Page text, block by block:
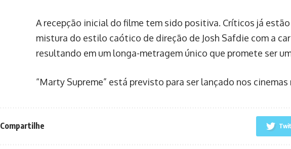
A recepção inicial do filme tem sido positiva. Críticos já
mistura do estilo caótico de direção de Josh Safdie com a
resultando em um longa-metragem único que promete ser
“Marty Supreme” está previsto para ser lançado nos
Compartilhe